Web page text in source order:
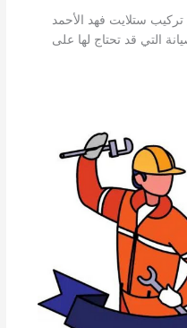
جابر العلي / 69922265 / تركيب ستلايت فهد الأحمد
التي قد تحتاج لها على